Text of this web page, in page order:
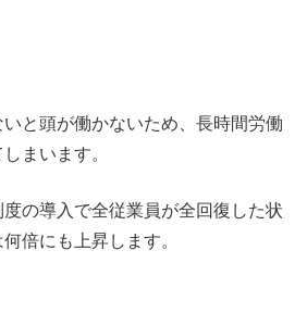
と頭が働かないため、長時間労働
まいます。
の導入で全従業員が全回復した状
倍にも上昇します。